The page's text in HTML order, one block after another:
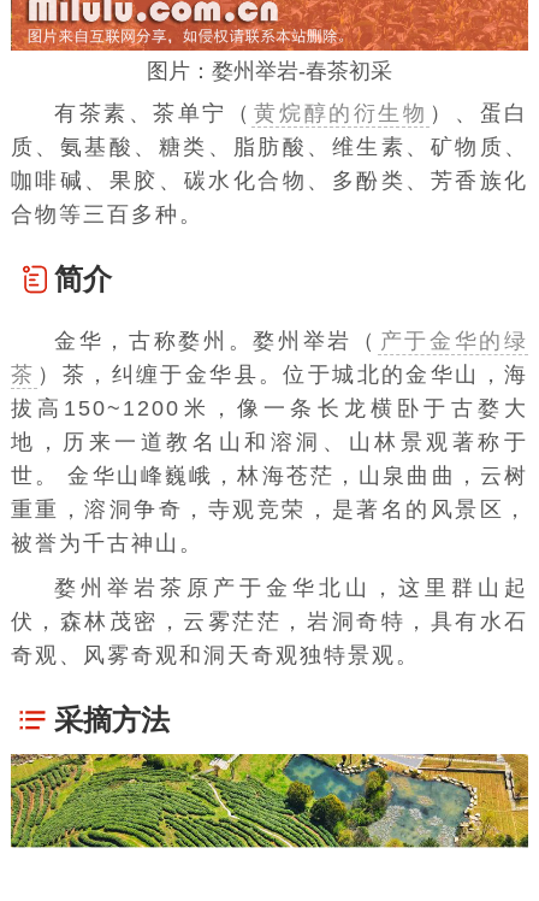
图片：婺州举岩-春茶初采
有茶素 、茶单宁（ 黄烷醇的衍生物 ） 、 蛋白
质 、氨基酸、糖类、 脂肪酸 、 维生素 、矿物质、
咖啡碱 、 果胶 、 碳水化合物 、 多酚类 、芳香族化
合物等三百多种。
简介
金华，古称婺州。婺州举岩（ 产于金华的绿
茶 ）茶，纠缠于金华县。位于城北的金华山 ，海
拔 高150~1200米，像一条长龙横卧于古婺大
地，历来一道教名山和 溶洞 、山林景观著称于
世。 金华山峰巍峨，林海苍茫，山泉曲曲，云树
重重，溶洞争奇，寺观竞荣，是著名的 风景区
，
被誉为千古神山。
婺州举岩茶原产于金华北山，这里群山起
伏，森林茂密，云雾茫茫，岩洞奇特，具有水石
奇观、风雾奇观和洞天奇观独特景观。
采摘方法